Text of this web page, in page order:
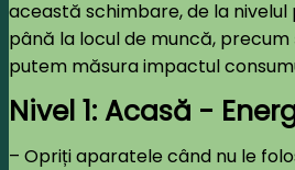
această schimbare, de la nivelul
până la locul de muncă,
putem măsura impactul
Nivel 1: Acasă -
– Opriți aparatele când nu le